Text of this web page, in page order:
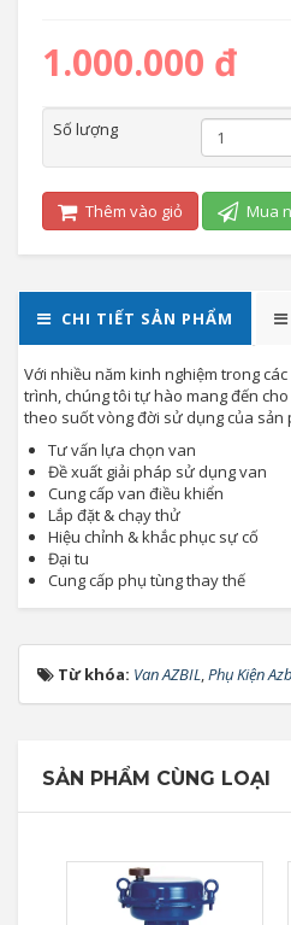
1.000.000 đ
Số lượng
Thêm vào giỏ Mua
CHI TIẾT SẢN PHẨM
Với nhiều năm kinh nghiệm trong
trình, chúng tôi tự hào mang đến
theo suốt vòng đời sử dụng của sản
Tư vấn lựa chọn van
Đề xuất giải pháp sử dụng van
Cung cấp van điều khiển
Lắp đặt & chạy thử
Hiệu chỉnh & khắc phục sự cố
Đại tu
Cung cấp phụ tùng thay thế
Từ khóa: Van AZBIL,Phụ Kiện
SẢN PHẨM CÙNG LOẠI